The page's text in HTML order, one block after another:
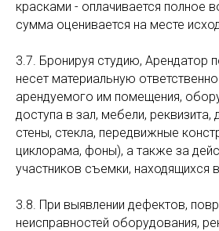
красками - оплачивается полное
сумма оценивается на месте
3.7. Бронируя студию, Арендатор
несет материальную
арендуемого им помещения,
доступа в зал, мебели, реквизита,
стены, стекла, передвижные
циклорама, фоны), а также за
участников съемки, находящихся
3.8. При выявлении дефектов,
неисправностей оборудования,